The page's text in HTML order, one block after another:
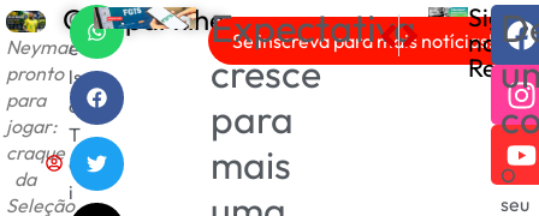
Neymar
pronto
para
jogar:
craque
da
Seleção
C
e
ls
o
T
e
i
Compartilhe
Se inscreva para mais notícias!
Expectativa
cresce
para
mais
ANTERIOR
Banco Master: PF
PRÓXIMO
TST Multa Ortobom em
Sigam
nas
Redes
O
seu